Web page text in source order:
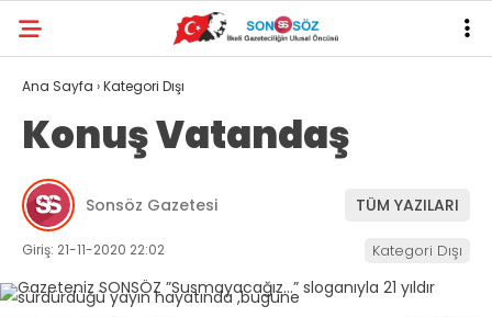
Ana Sayfa ›Kategori Dışı
Konuş Vatandaş
Sonsöz Gazetesi TÜM YAZILARI
Giriş: 21-11-2020 22:02 Kategori Dışı